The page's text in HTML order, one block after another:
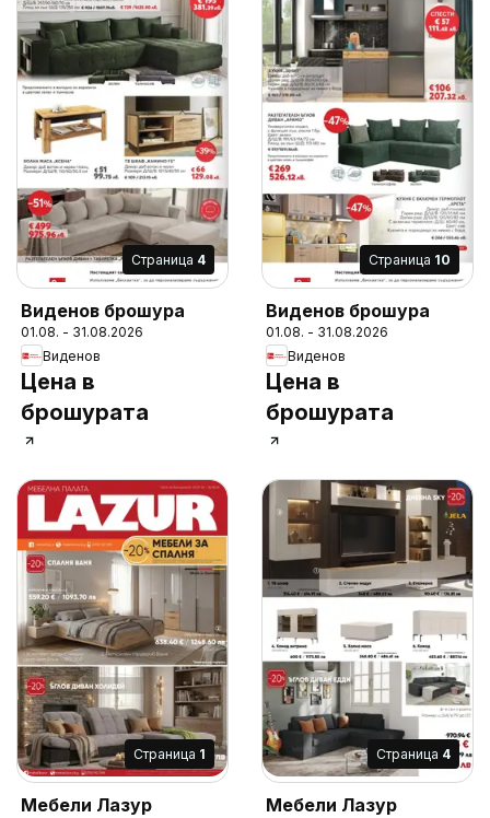
Cтраница 4
Виденов брошура
01.08. - 31.08.2026
Виденов
Цена в
брошурата
Cтраница 10
Виденов брошура
01.08. - 31.08.2026
Виденов
Цена в
брошурата
Cтраница 1
Мебели Лазур
Cтраница 4
Мебели Лазур